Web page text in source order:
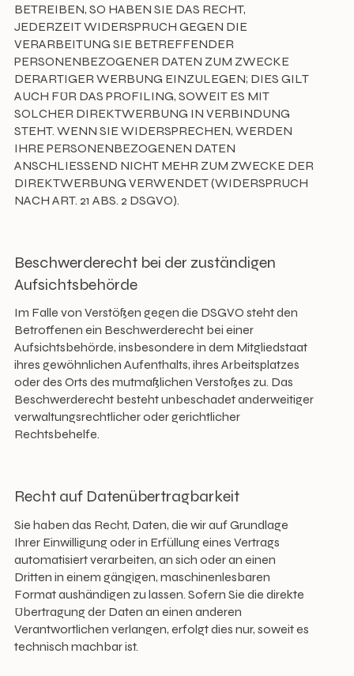
BETREIBEN, SO HABEN SIE DAS RECHT,
JEDERZEIT WIDERSPRUCH GEGEN DIE
VERARBEITUNG SIE BETREFFENDER
PERSONENBEZOGENER DATEN ZUM ZWECKE
DERARTIGER WERBUNG EINZULEGEN; DIES GILT
AUCH FÜR DAS PROFILING, SOWEIT ES MIT
SOLCHER DIREKTWERBUNG IN VERBINDUNG
STEHT. WENN SIE WIDERSPRECHEN, WERDEN
IHRE PERSONENBEZOGENEN DATEN
ANSCHLIESSEND NICHT MEHR ZUM ZWECKE DER
DIREKTWERBUNG VERWENDET (WIDERSPRUCH
NACH ART. 21 ABS. 2 DSGVO).
Beschwerderecht bei der zuständigen
Aufsichtsbehörde
Im Falle von Verstößen gegen die DSGVO steht den
Betroffenen ein Beschwerderecht bei einer
Aufsichtsbehörde, insbesondere in dem Mitgliedstaat
ihres gewöhnlichen Aufenthalts, ihres Arbeitsplatzes
oder des Orts des mutmaßlichen Verstoßes zu. Das
Beschwerderecht besteht unbeschadet anderweitiger
verwaltungsrechtlicher oder gerichtlicher
Rechtsbehelfe.
Recht auf Datenübertragbarkeit
Sie haben das Recht, Daten, die wir auf Grundlage
Ihrer Einwilligung oder in Erfüllung eines Vertrags
automatisiert verarbeiten, an sich oder an einen
Dritten in einem gängigen, maschinenlesbaren
Format aushändigen zu lassen. Sofern Sie die direkte
Übertragung der Daten an einen anderen
Verantwortlichen verlangen, erfolgt dies nur, soweit es
technisch machbar ist.